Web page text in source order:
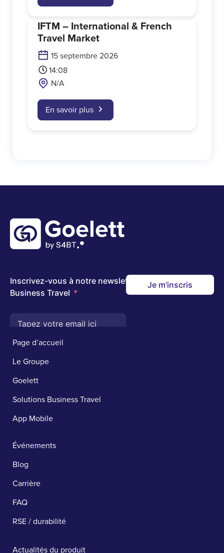
IFTM – International & French
Travel Market
15 septembre 2026
14:08
N/A
En savoir plus
Page d’accueil
Le Groupe
Goelett
Solutions Business Travel
App Mobile
Événements
Blog
Carrière
FAQ
RSE / durabilité
Actualités du produit